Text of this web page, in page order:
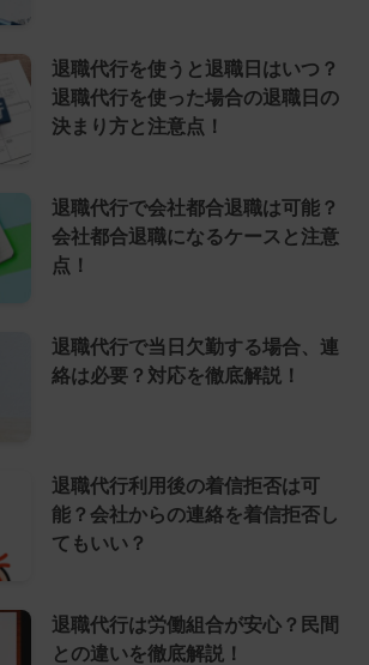
退職代行を使うと退職日はいつ？
退職代行を使った場合の退職日の
決まり方と注意点！
退職代行で会社都合退職は可能？
会社都合退職になるケースと注意
点！
退職代行で当日欠勤する場合、連
絡は必要？対応を徹底解説！
退職代行利用後の着信拒否は可
能？会社からの連絡を着信拒否し
てもいい？
退職代行は労働組合が安心？民間
との違いを徹底解説！